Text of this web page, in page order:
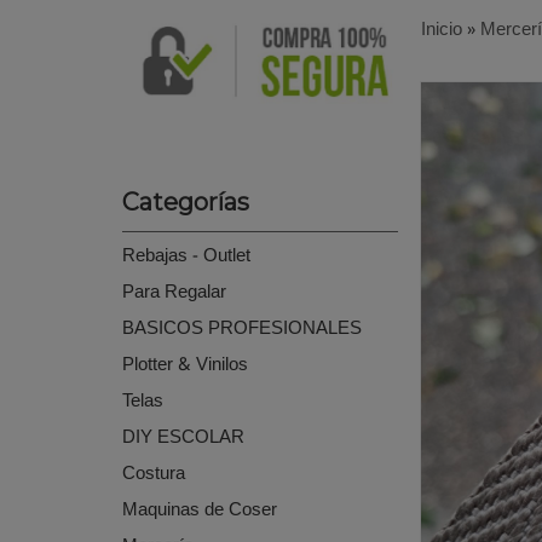
Categorías
Rebajas - Outlet
Para Regalar
BASICOS PROFESIONALES
Plotter & Vinilos
Telas
DIY ESCOLAR
Costura
Maquinas de Coser
Inicio»